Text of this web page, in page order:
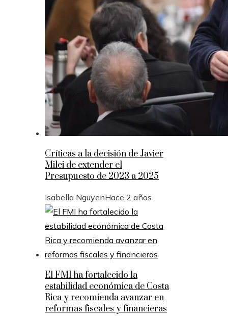
Críticas a la decisión de Javier
Milei de extender el
Presupuesto de 2023 a 2025
Isabella NguyenHace 2 años
El FMI ha fortalecido la
estabilidad económica de Costa
Rica y recomienda avanzar en
reformas fiscales y financieras